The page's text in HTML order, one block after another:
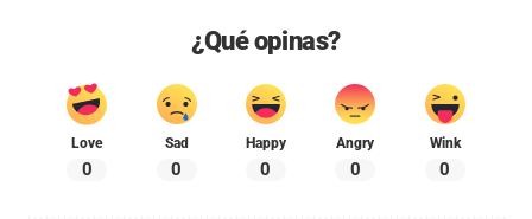
¿Qué opinas?
Love
0
Sad
0
Happy
0
Angry
0
Wink
0